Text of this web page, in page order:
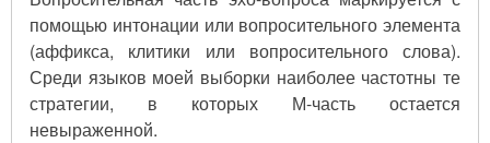
помощью интонации или вопросительного элемента
(аффикса, клитики или вопросительного слова).
Среди языков моей выборки наиболее частотны те
стратегии, в которых М-часть остается
невыраженной.